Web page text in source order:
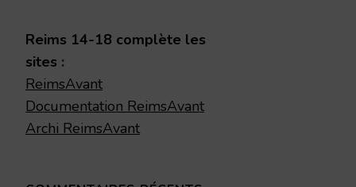
Reims 14-18 complète les
sites :
ReimsAvant
Documentation ReimsAvant
Archi ReimsAvant